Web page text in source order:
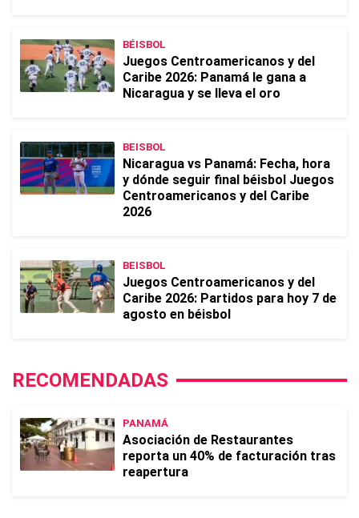
BÉISBOL
Juegos Centroamericanos y del
Caribe 2026: Panamá le gana a
Nicaragua y se lleva el oro
BEISBOL
Nicaragua vs Panamá: Fecha, hora
y dónde seguir final béisbol Juegos
Centroamericanos y del Caribe
2026
BEISBOL
Juegos Centroamericanos y del
Caribe 2026: Partidos para hoy 7 de
agosto en béisbol
RECOMENDADAS
PANAMÁ
Asociación de Restaurantes
reporta un 40% de facturación tras
reapertura